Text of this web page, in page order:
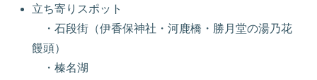
立ち寄りスポット
・石段街（伊香保神社・河鹿橋・勝月堂の湯乃花
饅頭）
・榛名湖